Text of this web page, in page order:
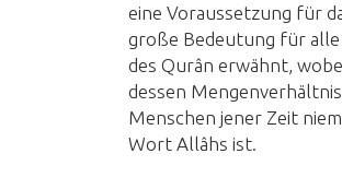
eine Voraussetzung für
große Bedeutung für
des Qurân erwähnt,
dessen
Menschen jener Zeit
Wort Allâhs ist.